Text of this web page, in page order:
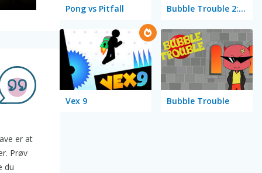
er at
Prøv
du
Pong vs Pitfall Bubble Trouble 2: Rebubbled
Vex 9 Bubble Trouble